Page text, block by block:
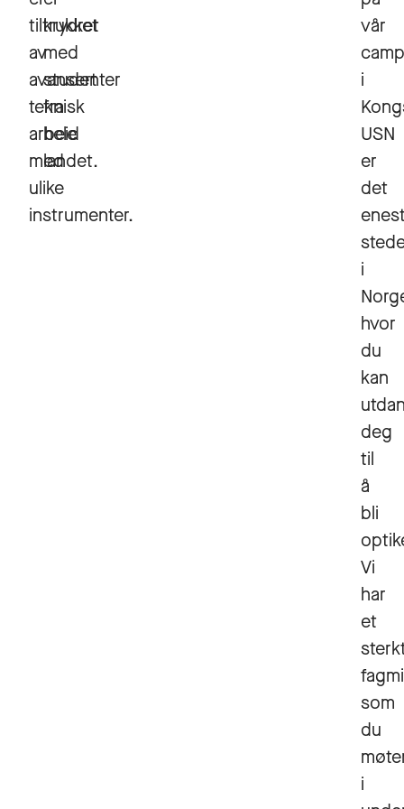
tiltrukket
av
avansert
teknisk
arbeid
med
ulike
instrumenter.
krydret
med
studenter
fra
hele
landet.
vår
i
USN
er
det
i
hvor
du
kan
deg
til
å
bli
Vi
har
et
som
du
i